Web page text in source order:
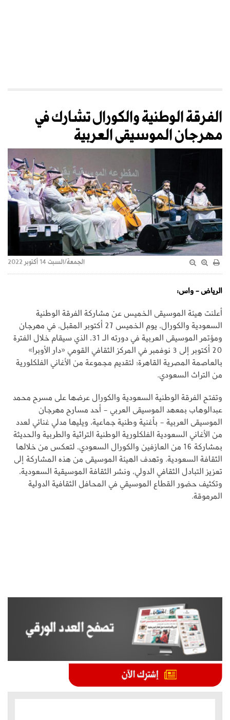
الفرقة الوطنية والكورال تشارك في
مهرجان الموسيقى العربية
الجمعة/السبت 14 أكتوبر 2022
الرياض - واس:
أعلنت هيئة الموسيقى الخميس عن مشاركة الفرقة الوطنية
السعودية والكورال، يوم الخميس 27 أكتوبر المقبل، في مهرجان
ومؤتمر الموسيقى العربية في دورته الـ 31، الذي سيقام خلال الفترة
20 أكتوبر إلى 3 نوفمبر في المركز الثقافي القومي «دار الأوبرا»
بالعاصمة المصرية القاهرة؛ لتقديم مجموعة من الأغاني الفلكلورية
من التراث السعودي.
وتفتح الفرقة الوطنية السعودية والكورال عرضها على مسرح محمد
عبدالوهاب بمعهد الموسيقى العربي - أحد مسارح مهرجان
الموسيقى العربية - بأغنية وطنية جماعية، ويليها مدلي غنائي لعدد
من الأغاني السعودية الفلكلورية الوطنية التراثية والطربية والحديثة
بمشاركة 16 من العازفين والكورال السعودي، لتعكس من خلالها
الثقافة السعودية. وتهدف الهيئة الموسيقى من هذه المشاركة إلى
تعزيز التبادل الثقافي الدولي، ونشر الثقافة الموسيقية السعودية،
وتكثيف حضور القطاع الموسيقي في المحافل الثقافية الدولية
المرموقة.